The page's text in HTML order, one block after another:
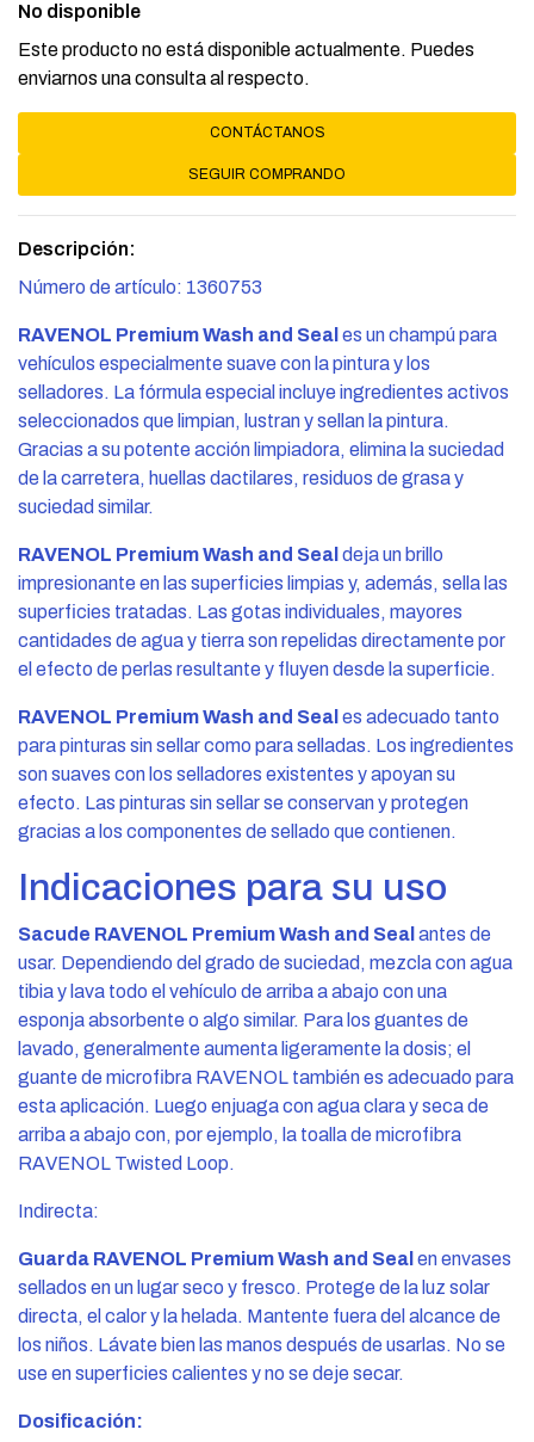
No disponible
Este producto no está disponible actualmente. Puedes
enviarnos una consulta al respecto.
CONTÁCTANOS
SEGUIR COMPRANDO
Descripción:
Número de artículo: 1360753
RAVENOL Premium Wash and Seal es un champú para
vehículos especialmente suave con la pintura y los
selladores. La fórmula especial incluye ingredientes activos
seleccionados que limpian, lustran y sellan la pintura.
Gracias a su potente acción limpiadora, elimina la suciedad
de la carretera, huellas dactilares, residuos de grasa y
suciedad similar.
RAVENOL Premium Wash and Seal deja un brillo
impresionante en las superficies limpias y, además, sella las
superficies tratadas. Las gotas individuales, mayores
cantidades de agua y tierra son repelidas directamente por
el efecto de perlas resultante y fluyen desde la superficie.
RAVENOL Premium Wash and Seal es adecuado tanto
para pinturas sin sellar como para selladas. Los ingredientes
son suaves con los selladores existentes y apoyan su
efecto. Las pinturas sin sellar se conservan y protegen
gracias a los componentes de sellado que contienen.
Indicaciones para su uso
Sacude RAVENOL Premium Wash and Seal antes de
usar. Dependiendo del grado de suciedad, mezcla con agua
tibia y lava todo el vehículo de arriba a abajo con una
esponja absorbente o algo similar. Para los guantes de
lavado, generalmente aumenta ligeramente la dosis; el
guante de microfibra RAVENOL también es adecuado para
esta aplicación. Luego enjuaga con agua clara y seca de
arriba a abajo con, por ejemplo, la toalla de microfibra
RAVENOL Twisted Loop.
Indirecta:
Guarda RAVENOL Premium Wash and Seal en envases
sellados en un lugar seco y fresco. Protege de la luz solar
directa, el calor y la helada. Mantente fuera del alcance de
los niños. Lávate bien las manos después de usarlas. No se
use en superficies calientes y no se deje secar.
Dosificación: